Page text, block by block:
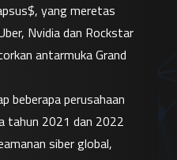
yang meretas
Nvidia dan Rockstar
antarmuka Grand
beberapa perusahaan
tahun 2021 dan 2022
siber global,